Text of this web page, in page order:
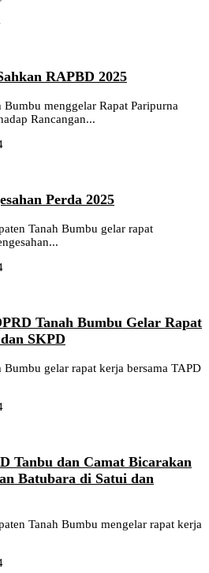
RAPBD 2025
menggelar Rapat Paripurna
Rancangan...
Perda 2025
Tanah Bumbu gelar rapat
Tanah Bumbu Gelar Rapat
SKPD
gelar rapat kerja bersama TAPD
Tanbu dan Camat Bicarakan
Batubara di Satui dan
Tanah Bumbu mengelar rapat kerja